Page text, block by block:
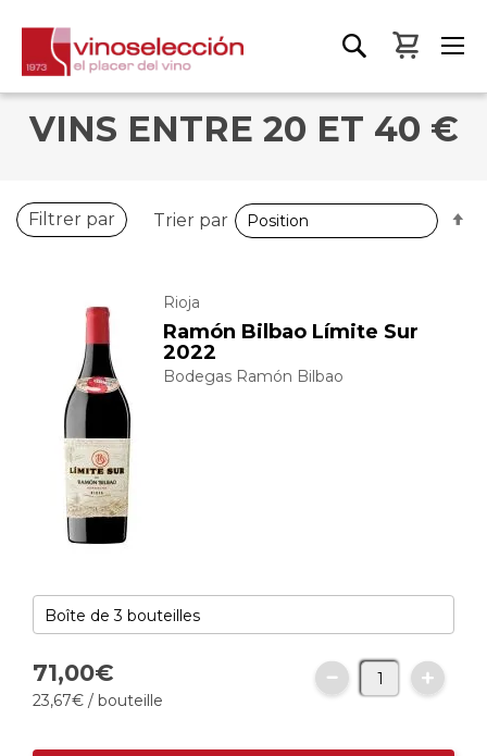
Mon
VINS ENTRE 20 ET 40 €
Rioja
Ramón Bilbao Límite Sur
2022
Bodegas Ramón Bilbao
71,00€
23,67€ / bouteille
Filtrer par Trier par